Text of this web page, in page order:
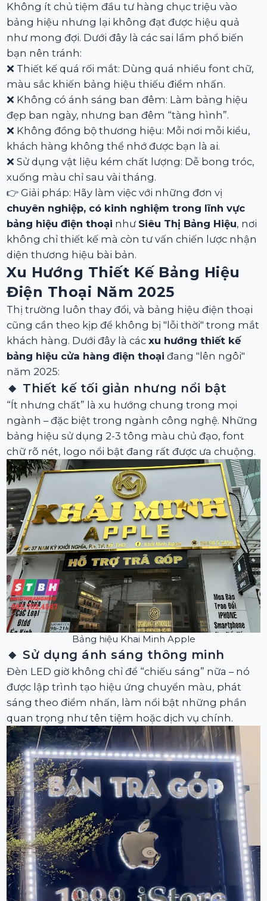
Không ít chủ tiệm đầu tư hàng chục triệu vào
bảng hiệu nhưng lại không đạt được hiệu quả
như mong đợi. Dưới đây là các sai lầm phổ biến
bạn nên tránh:
❌ Thiết kế quá rối mắt: Dùng quá nhiều font chữ,
màu sắc khiến bảng hiệu thiếu điểm nhấn.
❌ Không có ánh sáng ban đêm: Làm bảng hiệu
đẹp ban ngày, nhưng ban đêm “tàng hình”.
❌ Không đồng bộ thương hiệu: Mỗi nơi mỗi kiểu,
khách hàng không thể nhớ được bạn là ai.
❌ Sử dụng vật liệu kém chất lượng: Dễ bong tróc,
xuống màu chỉ sau vài tháng.
👉 Giải pháp: Hãy làm việc với những đơn vị
chuyên nghiệp, có kinh nghiệm trong lĩnh vực
bảng hiệu điện thoại như Siêu Thị Bảng Hiệu, nơi
không chỉ thiết kế mà còn tư vấn chiến lược nhận
diện thương hiệu bài bản.
Xu Hướng Thiết Kế Bảng Hiệu
Điện Thoại Năm 2025
Thị trường luôn thay đổi, và bảng hiệu điện thoại
cũng cần theo kịp để không bị "lỗi thời" trong mắt
khách hàng. Dưới đây là cácxu hướng thiết kế
bảng hiệu cửa hàng điện thoại đang "lên ngôi"
năm 2025:
🔸 Thiết kế tối giản nhưng nổi bật
“Ít nhưng chất” là xu hướng chung trong mọi
ngành – đặc biệt trong ngành công nghệ. Những
bảng hiệu sử dụng 2-3 tông màu chủ đạo, font
chữ rõ nét, logo nổi bật đang rất được ưa chuộng.
Bảng hiệu Khai Minh Apple
🔸 Sử dụng ánh sáng thông minh
Đèn LED giờ không chỉ để “chiếu sáng” nữa – nó
được lập trình tạo hiệu ứng chuyển màu, phát
sáng theo điểm nhấn, làm nổi bật những phần
quan trọng như tên tiệm hoặc dịch vụ chính.